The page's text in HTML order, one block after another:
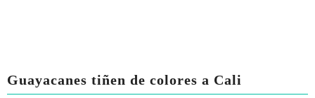
Guayacanes tiñen de colores a Cali